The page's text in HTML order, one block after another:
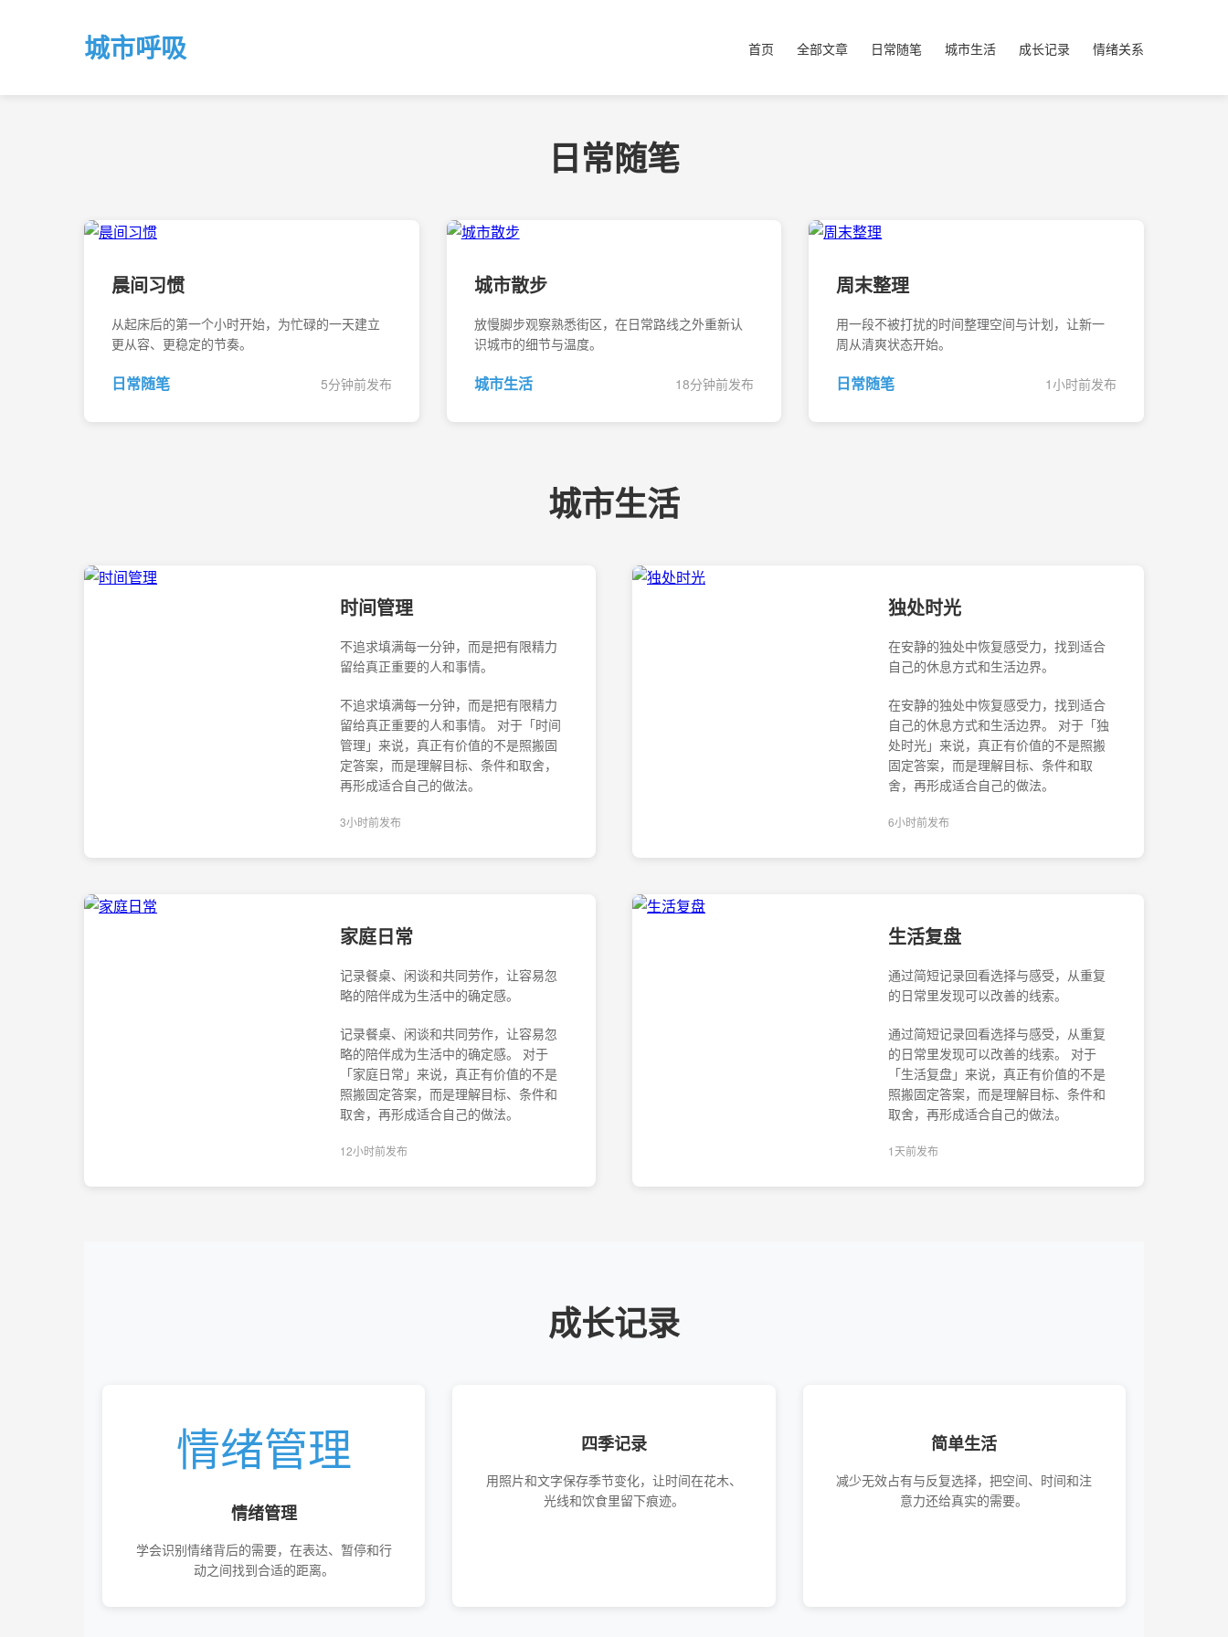
城市呼吸 首页 全部文章 日常随笔 城市生活 成长记录 情绪关系
日常随笔
晨间习惯
从起床后的第一个小时开始，为忙碌的一天建立
更从容、更稳定的节奏。
日常随笔 5分钟前发布
城市散步
放慢脚步观察熟悉街区，在日常路线之外重新认
识城市的细节与温度。
城市生活 18分钟前发布
周末整理
用一段不被打扰的时间整理空间与计划，让新一
周从清爽状态开始。
日常随笔 1小时前发布
城市生活
时间管理
不追求填满每一分钟，而是把有限精力
留给真正重要的人和事情。
不追求填满每一分钟，而是把有限精力
留给真正重要的人和事情。 对于「时间
管理」来说，真正有价值的不是照搬固
定答案，而是理解目标、条件和取舍，
再形成适合自己的做法。
3小时前发布
独处时光
在安静的独处中恢复感受力，找到适合
自己的休息方式和生活边界。
在安静的独处中恢复感受力，找到适合
自己的休息方式和生活边界。 对于「独
处时光」来说，真正有价值的不是照搬
固定答案，而是理解目标、条件和取
舍，再形成适合自己的做法。
6小时前发布
家庭日常
记录餐桌、闲谈和共同劳作，让容易忽
略的陪伴成为生活中的确定感。
记录餐桌、闲谈和共同劳作，让容易忽
略的陪伴成为生活中的确定感。 对于
「家庭日常」来说，真正有价值的不是
照搬固定答案，而是理解目标、条件和
取舍，再形成适合自己的做法。
12小时前发布
生活复盘
通过简短记录回看选择与感受，从重复
的日常里发现可以改善的线索。
通过简短记录回看选择与感受，从重复
的日常里发现可以改善的线索。 对于
「生活复盘」来说，真正有价值的不是
照搬固定答案，而是理解目标、条件和
取舍，再形成适合自己的做法。
1天前发布
成长记录
情绪管理
情绪管理
学会识别情绪背后的需要，在表达、暂停和行
动之间找到合适的距离。
四季记录
用照片和文字保存季节变化，让时间在花木、
光线和饮食里留下痕迹。
简单生活
减少无效占有与反复选择，把空间、时间和注
意力还给真实的需要。